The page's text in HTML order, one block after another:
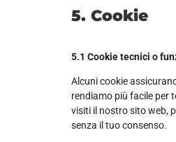
5. Cookie
5.1 Cookie tecnici o
Alcuni cookie
rendiamo più facile per
visiti il nostro sito web,
senza il tuo consenso.